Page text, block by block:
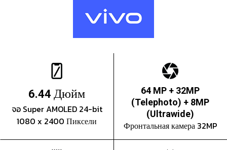
6.44 Дюйм
จอ Super AMOLED 24-bit
1080 x 2400 Пиксели
64 MP + 32MP
(Telephoto) + 8MP
(Ultrawide)
Фронтальная камера 32MP